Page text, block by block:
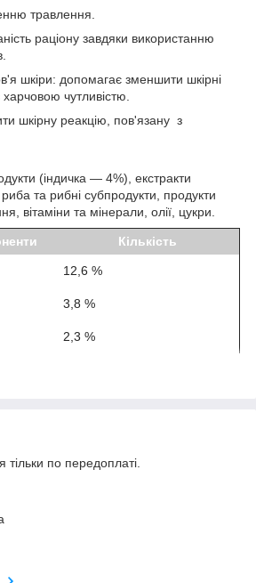
травлення.
раціону завдяки використанню
шкіри: допомагає зменшити шкірні
харчовою чутливістю.
шкірну реакцію, пов'язану з
(індичка — 4%), екстракти
та рибні субпродукти, продукти
вітаміни та мінерали, олії, цукри.
Кількість
12,6 %
3,8 %
2,3 %
тільки по передоплаті.